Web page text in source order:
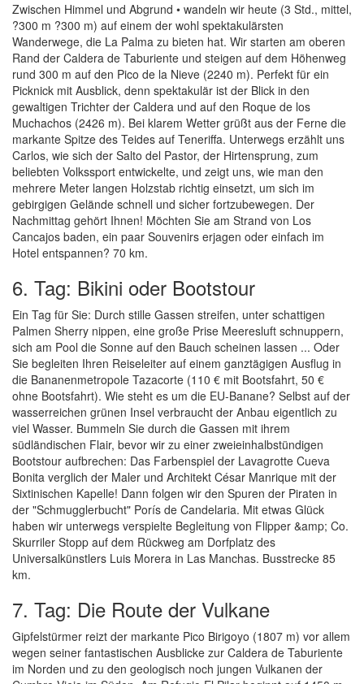
Zwischen Himmel und Abgrund • wandeln wir heute (3 Std., mittel,
?300 m ?300 m) auf einem der wohl spektakulärsten
Wanderwege, die La Palma zu bieten hat. Wir starten am oberen
Rand der Caldera de Taburiente und steigen auf dem Höhenweg
rund 300 m auf den Pico de la Nieve (2240 m). Perfekt für ein
Picknick mit Ausblick, denn spektakulär ist der Blick in den
gewaltigen Trichter der Caldera und auf den Roque de los
Muchachos (2426 m). Bei klarem Wetter grüßt aus der Ferne die
markante Spitze des Teides auf Teneriffa. Unterwegs erzählt uns
Carlos, wie sich der Salto del Pastor, der Hirtensprung, zum
beliebten Volkssport entwickelte, und zeigt uns, wie man den
mehrere Meter langen Holzstab richtig einsetzt, um sich im
gebirgigen Gelände schnell und sicher fortzubewegen. Der
Nachmittag gehört Ihnen! Möchten Sie am Strand von Los
Cancajos baden, ein paar Souvenirs erjagen oder einfach im
Hotel entspannen? 70 km.
6. Tag: Bikini oder Bootstour
Ein Tag für Sie: Durch stille Gassen streifen, unter schattigen
Palmen Sherry nippen, eine große Prise Meeresluft schnuppern,
sich am Pool die Sonne auf den Bauch scheinen lassen ... Oder
Sie begleiten Ihren Reiseleiter auf einem ganztägigen Ausflug in
die Bananenmetropole Tazacorte (110 € mit Bootsfahrt, 50 €
ohne Bootsfahrt). Wie steht es um die EU-Banane? Selbst auf der
wasserreichen grünen Insel verbraucht der Anbau eigentlich zu
viel Wasser. Bummeln Sie durch die Gassen mit ihrem
südländischen Flair, bevor wir zu einer zweieinhalbstündigen
Bootstour aufbrechen: Das Farbenspiel der Lavagrotte Cueva
Bonita verglich der Maler und Architekt César Manrique mit der
Sixtinischen Kapelle! Dann folgen wir den Spuren der Piraten in
der "Schmugglerbucht" Porís de Candelaria. Mit etwas Glück
haben wir unterwegs verspielte Begleitung von Flipper &amp; Co.
Skurriler Stopp auf dem Rückweg am Dorfplatz des
Universalkünstlers Luis Morera in Las Manchas. Busstrecke 85
km.
7. Tag: Die Route der Vulkane
Gipfelstürmer reizt der markante Pico Birigoyo (1807 m) vor allem
wegen seiner fantastischen Ausblicke zur Caldera de Taburiente
im Norden und zu den geologisch noch jungen Vulkanen der